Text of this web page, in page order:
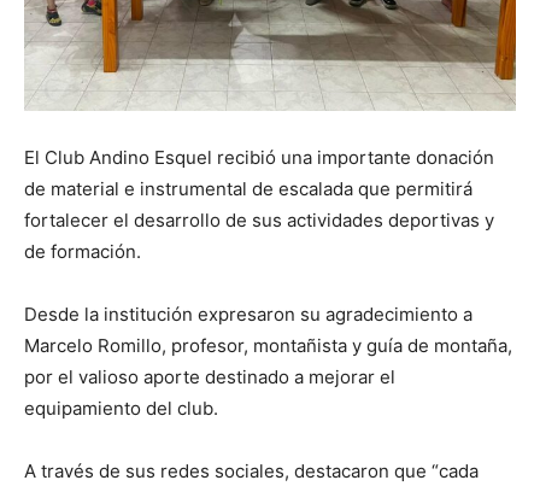
El Club Andino Esquel recibió una importante donación
de material e instrumental de escalada que permitirá
fortalecer el desarrollo de sus actividades deportivas y
de formación.
Desde la institución expresaron su agradecimiento a
Marcelo Romillo, profesor, montañista y guía de montaña,
por el valioso aporte destinado a mejorar el
equipamiento del club.
A través de sus redes sociales, destacaron que “cada